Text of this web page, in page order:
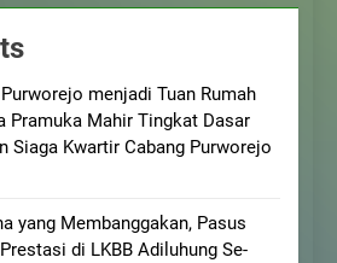
menjadi Tuan Rumah
Pramuka Mahir Tingkat Dasar
Siaga Kwartir Cabang Purworejo
yang Membanggakan, Pasus
di LKBB Adiluhung Se-